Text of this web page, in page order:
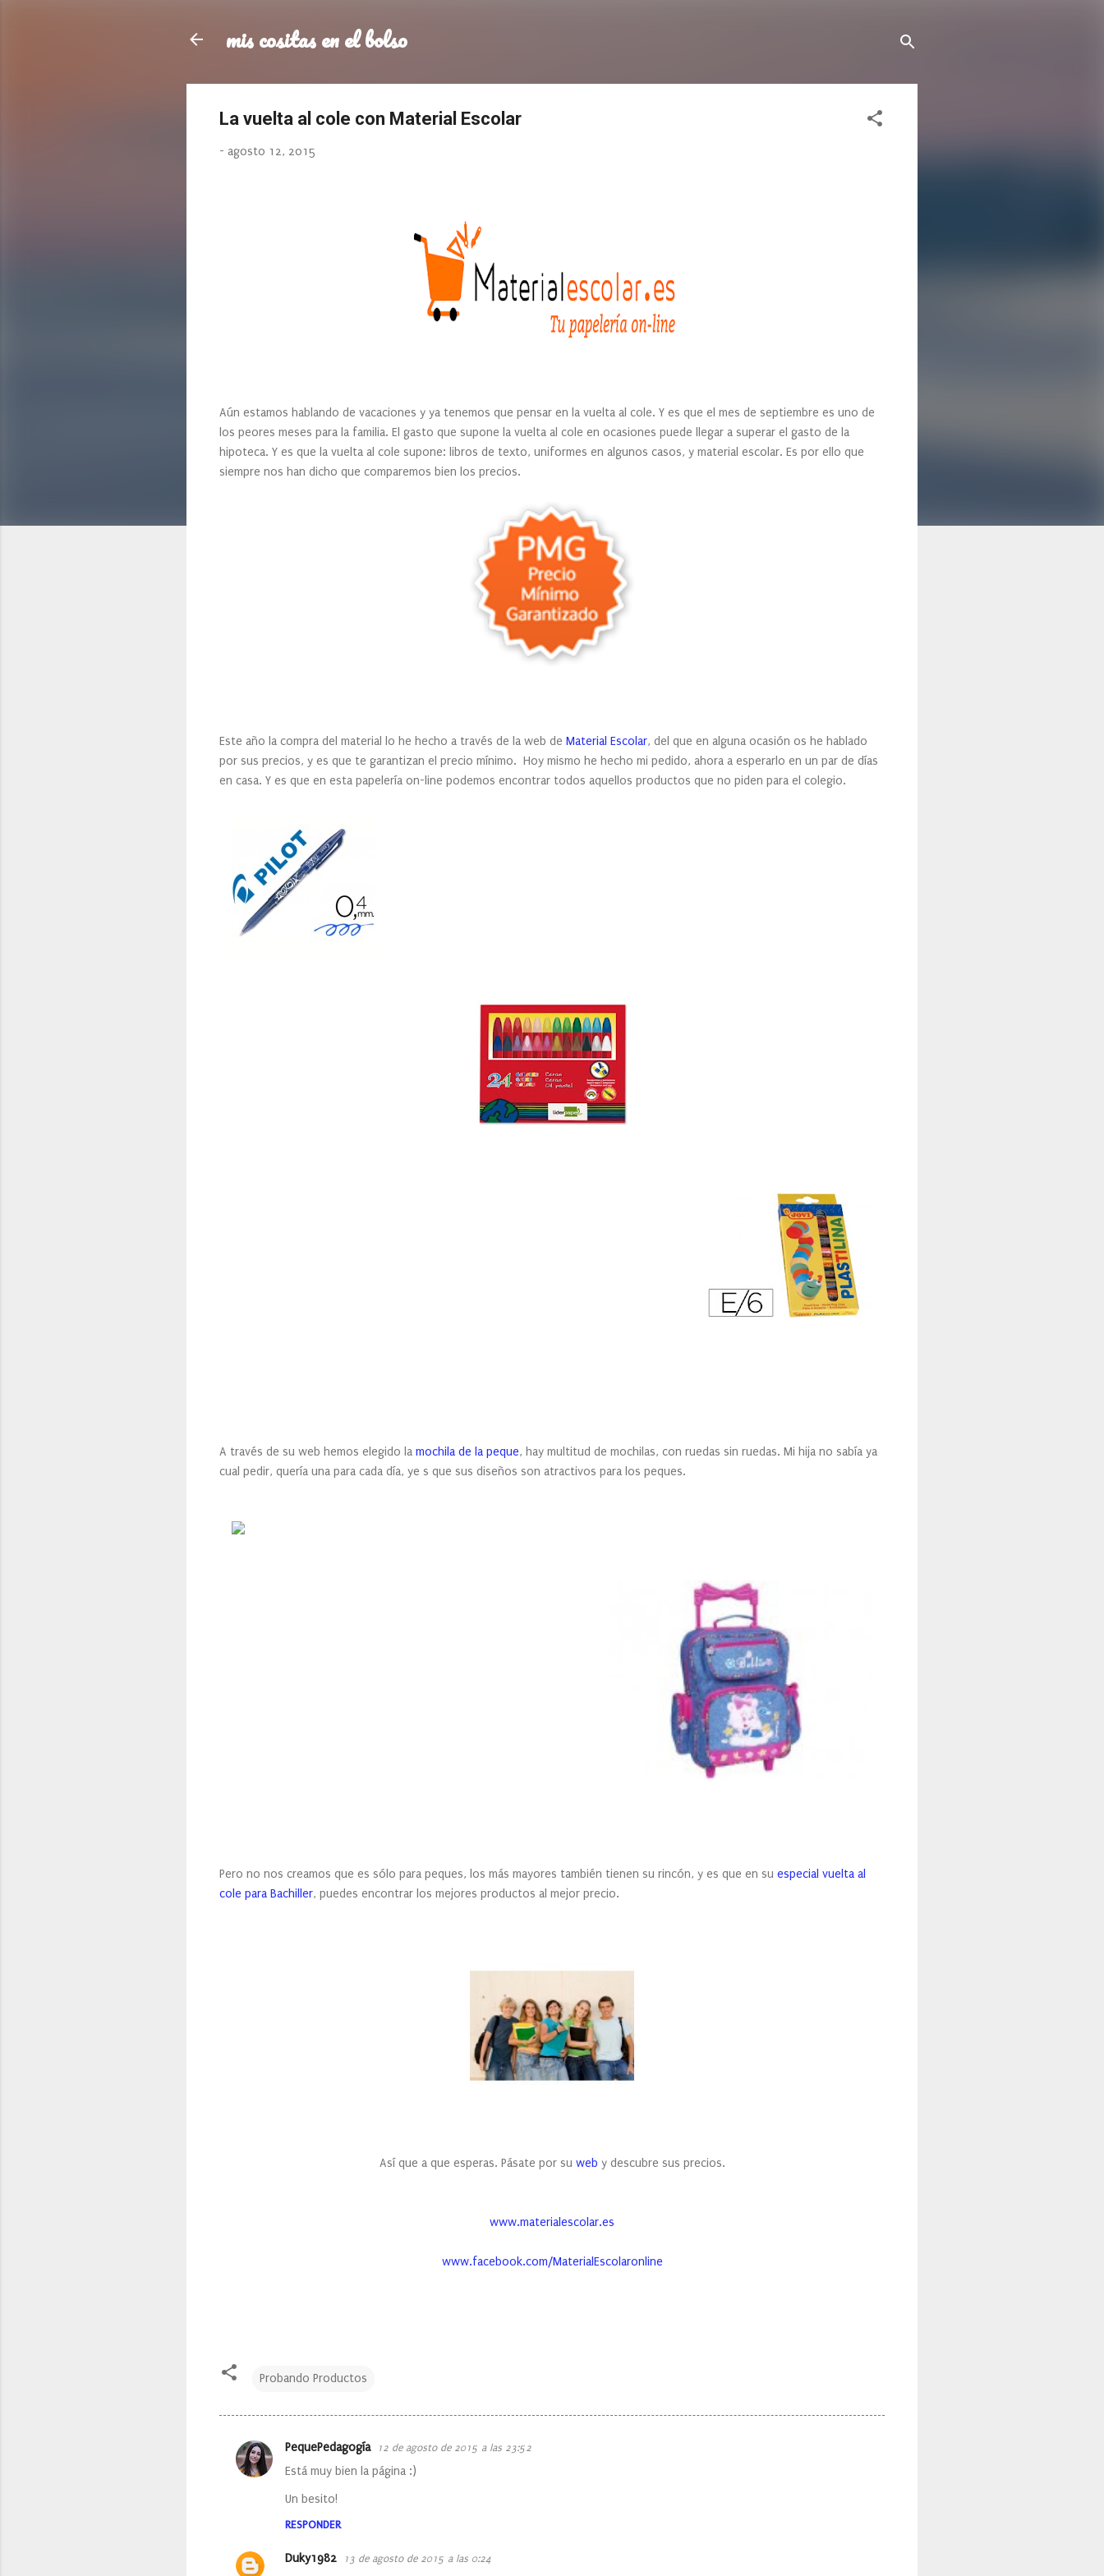
mis cositas en el bolso
La vuelta al cole con Material Escolar
- agosto 12, 2015
Aún estamos hablando de vacaciones y ya tenemos que pensar en la vuelta al cole. Y es que el mes de septiembre es uno de
los peores meses para la familia. El gasto que supone la vuelta al cole en ocasiones puede llegar a superar el gasto de la
hipoteca. Y es que la vuelta al cole supone: libros de texto, uniformes en algunos casos, y material escolar. Es por ello que
siempre nos han dicho que comparemos bien los precios.
Este año la compra del material lo he hecho a través de la web de Material Escolar, del que en alguna ocasión os he hablado
por sus precios, y es que te garantizan el precio mínimo. Hoy mismo he hecho mi pedido, ahora a esperarlo en un par de días
en casa. Y es que en esta papelería on-line podemos encontrar todos aquellos productos que no piden para el colegio.
A través de su web hemos elegido la mochila de la peque, hay multitud de mochilas, con ruedas sin ruedas. Mi hija no sabía ya
cual pedir, quería una para cada día, ye s que sus diseños son atractivos para los peques.
Pero no nos creamos que es sólo para peques, los más mayores también tienen su rincón, y es que en su especial vuelta al
cole para Bachiller, puedes encontrar los mejores productos al mejor precio.
Así que a que esperas. Pásate por su web y descubre sus precios.
www.materialescolar.es
www.facebook.com/MaterialEscolaronline
Probando Productos
C
t
PequePedagogía 12 de agosto de 2015 a las 23:52
Está muy bien la página :)
Un besito!
RESPONDER
Duky1982 13 de agosto de 2015 a las 0:24